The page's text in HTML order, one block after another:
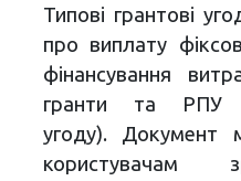
Типові грантові
про виплату
фінансування
гранти та РПУ
угоду). Документ
користувачам